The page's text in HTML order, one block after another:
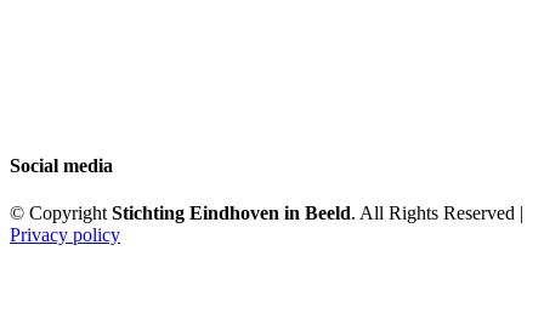
Social media
© CopyrightStichting Eindhoven in Beeld. All Rights Reserved |
Privacy policy